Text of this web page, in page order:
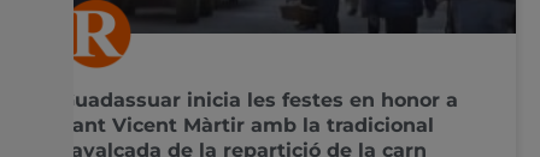
Guadassuar inicia les festes en honor a
Sant Vicent Màrtir amb la tradicional
cavalcada de la repartició de la carn